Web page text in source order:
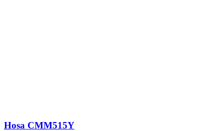
Hosa CMM515Y